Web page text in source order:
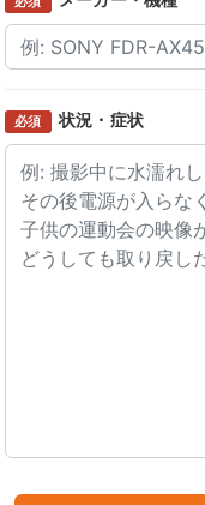
必須 状況・症状